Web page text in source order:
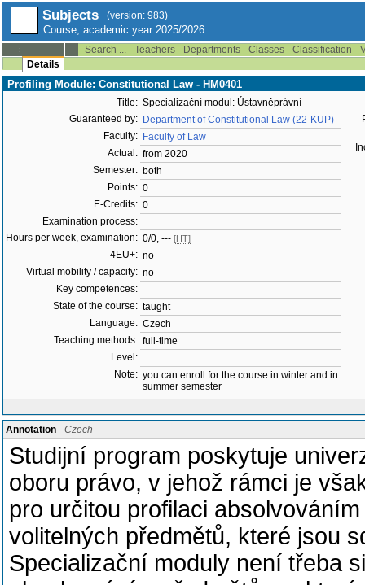
Subjects (version: 983)
Course, academic year 2025/2026
--:-- Search ... Teachers Departments Classes Classification
Details
Profiling Module: Constitutional Law - HM0401
Title: Specializační modul: Ústavněprávní
Guaranteed by: Department of Constitutional Law (22-KUP)
Faculty: Faculty of Law
Actual: from 2020
Semester: both
Points: 0
E-Credits: 0
Examination process:
Hours per week, examination: 0/0, --- [HT]
4EU+: no
Virtual mobility / capacity: no
Key competences:
State of the course: taught
Language: Czech
Teaching methods: full-time
Level:
Note: you can enroll for the course in winter and in
summer semester
Annotation - Czech
Studijní program poskytuje
oboru právo, v jehož rámci je
pro určitou profilaci
volitelných předmětů, které jsou
Specializační moduly není třeba